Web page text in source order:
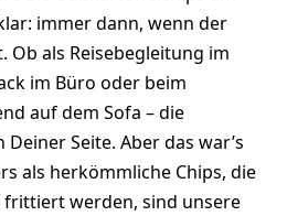
immer dann, wenn der
Ob als Reisebegleitung im
im Büro oder beim
auf dem Sofa – die
Seite. Aber das war’s
als herkömmliche Chips, die
werden, sind unsere